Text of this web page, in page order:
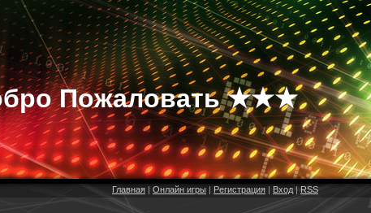
Пожаловать ★★★
Главная | Онлайн игры | Регистрация | Вход|RSS